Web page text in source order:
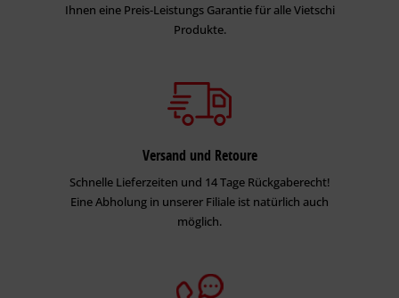
Ihnen eine Preis-Leistungs Garantie für alle Vietschi
Produkte.
Versand und Retoure
Schnelle Lieferzeiten und 14 Tage Rückgaberecht!
Eine Abholung in unserer Filiale ist natürlich auch
möglich.